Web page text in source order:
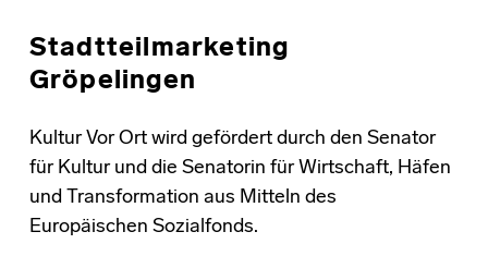
Stadtteilmarketing
Gröpelingen
Kultur Vor Ort wird gefördert durch den Senator
für Kultur und die Senatorin für Wirtschaft, Häfen
und Transformation aus Mitteln des
Europäischen Sozialfonds.